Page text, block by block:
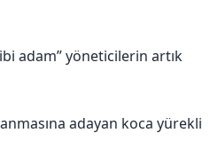
adam” yöneticilerin artık
adayan koca yürekli